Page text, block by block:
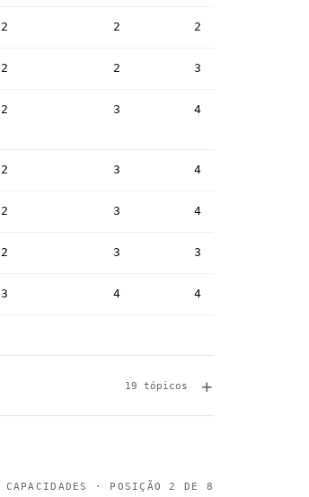
2 2 2
2 2 3
2 3 4
2 3 4
2 3 4
2 3 3
3 4 4
19 tópicos
CAPACIDADES · POSIÇÃO 2 DE 8